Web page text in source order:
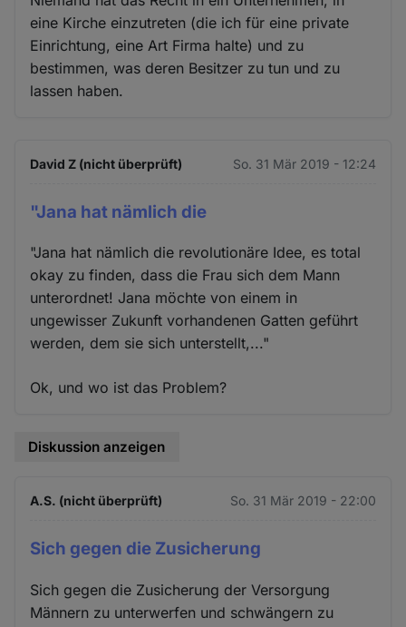
eine Kirche einzutreten (die ich für eine private
Einrichtung, eine Art Firma halte) und zu
bestimmen, was deren Besitzer zu tun und zu
lassen haben.
David Z (nicht überprüft) So. 31 Mär 2019 - 12:24
"Jana hat nämlich die
"Jana hat nämlich die revolutionäre Idee, es total
okay zu finden, dass die Frau sich dem Mann
unterordnet! Jana möchte von einem in
ungewisser Zukunft vorhandenen Gatten geführt
werden, dem sie sich unterstellt,..."
Ok, und wo ist das Problem?
Diskussion anzeigen
A.S. (nicht überprüft) So. 31 Mär 2019 - 22:00
Sich gegen die Zusicherung
Sich gegen die Zusicherung der Versorgung
Männern zu unterwerfen und schwängern zu